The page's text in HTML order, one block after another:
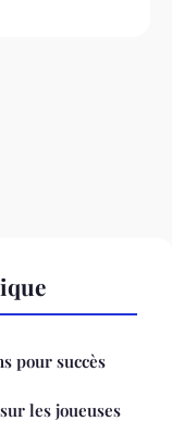
pour succès
les joueuses